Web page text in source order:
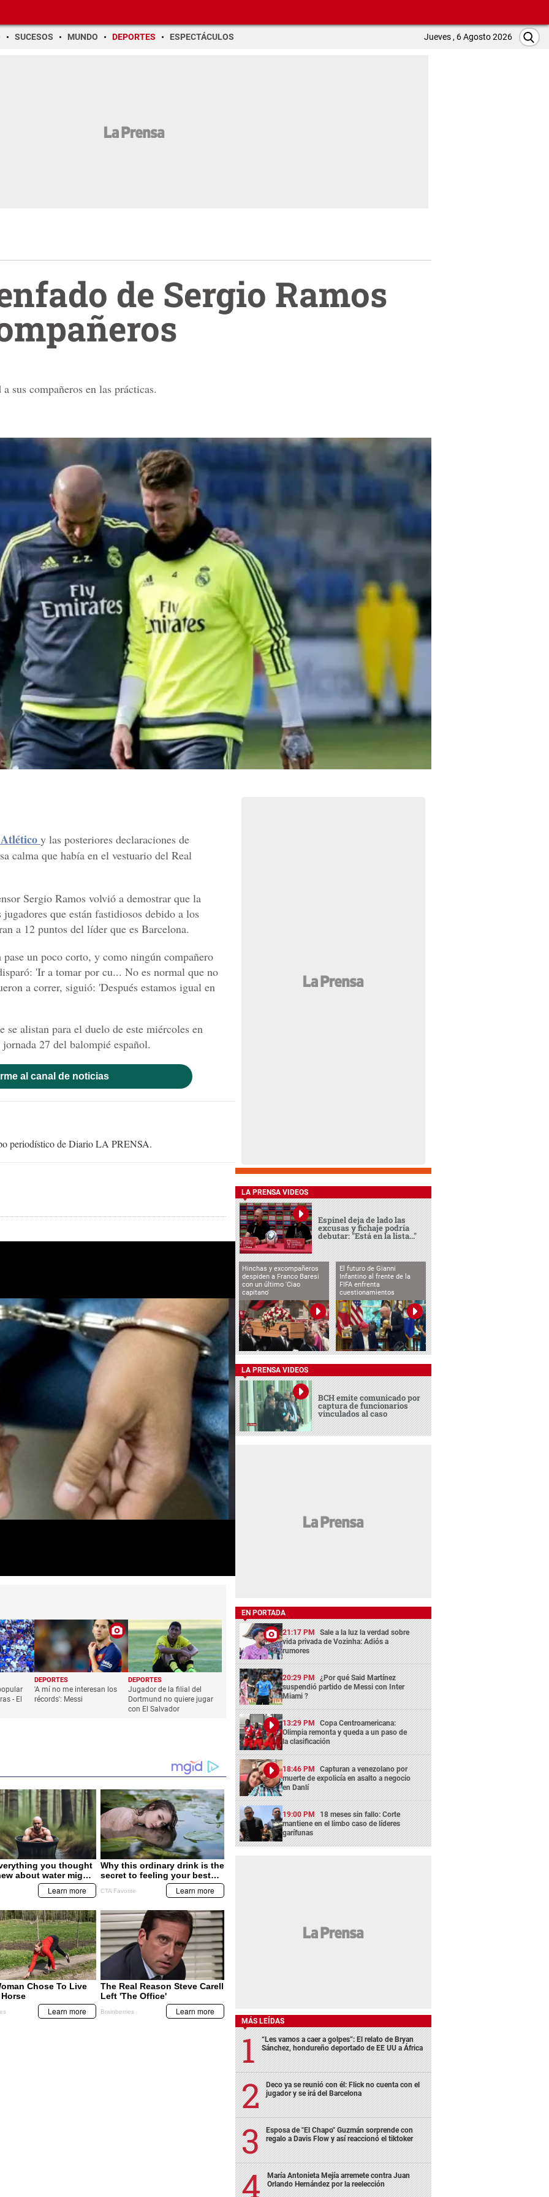
SUCESOS MUNDO DEPORTES ESPECTÁCULOS Jueves , 6 Agosto 2026
de Sergio Ramos
sus compañeros en las prácticas.
y las posteriores declaraciones de
calma que había en el vestuario del Real
Sergio Ramos volvió a demostrar que la
que están fastidiosos debido a los
a 12 puntos del líder que es Barcelona.
un poco corto, y como ningún compañero
'Ir a tomar por cu... No es normal que no
a correr, siguió: 'Después estamos igual en
se alistan para el duelo de este miércoles en
27 del balompié español.
al canal de noticias
periodístico de Diario LA PRENSA.
- El
DEPORTES
'A mí no me interesan los
récords': Messi
DEPORTES
Jugador de la filial del
Dortmund no quiere jugar
con El Salvador
LA PRENSA VIDEOS
Espinel deja de lado las
excusas y fichaje podría
debutar: "Está en la lista..."
Hinchas y excompañeros
despiden a Franco Baresi
con un último 'Ciao
capitano'
El futuro de Gianni
Infantino al frente de la
FIFA enfrenta
cuestionamientos
LA PRENSA VIDEOS
BCH emite comunicado por
captura de funcionarios
vinculados al caso
EN PORTADA
21:17 PM Sale a la luz la verdad sobre
vida privada de Vozinha: Adiós a
rumores
20:29 PM ¿Por qué Said Martínez
suspendió partido de Messi con Inter
Miami ?
13:29 PM Copa Centroamericana:
Olimpia remonta y queda a un paso de
la clasificación
18:46 PM Capturan a venezolano por
muerte de expolicía en asalto a negocio
en Danlí
19:00 PM 18 meses sin fallo: Corte
mantiene en el limbo caso de líderes
garífunas
MÁS LEÍDAS
“Les vamos a caer a golpes”: El relato de Bryan
Sánchez, hondureño deportado de EE UU a África
Deco ya se reunió con él: Flick no cuenta con el
jugador y se irá del Barcelona
Esposa de "El Chapo" Guzmán sorprende con
regalo a Davis Flow y así reaccionó el tiktoker
María Antonieta Mejía arremete contra Juan
Orlando Hernández por la reelección